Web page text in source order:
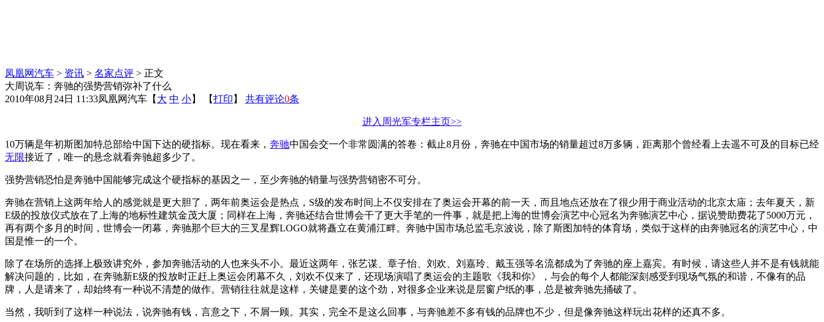
凤凰网汽车 > 资讯 > 名家点评 > 正文
大周说车：奔驰的强势营销弥补了什么
2010年08月24日 11:33凤凰网汽车 【 大 中 小】 【打印 】 共有评论0条
进入周光军专栏主页>>
10万辆是年初斯图加特总部给中国下达的硬指标。现在看来， 奔驰中国会交一个非常圆满的答卷：截止8月份，奔驰在中国市场的销量超过8万多辆，距离那个曾经看上去遥不可及的目标已经
无限接近了，唯一的悬念就看奔驰超多少了。
强势营销恐怕是奔驰中国能够完成这个硬指标的基因之一，至少奔驰的销量与强势营销密不可分。
奔驰在营销上这两年给人的感觉就是更大胆了，两年前奥运会是热点，S级的发布时间上不仅安排在了奥运会开幕的前一天，而且地点还放在了很少用于商业活动的北京太庙；去年夏天，新
E级的投放仪式放在了上海的地标性建筑金茂大厦；同样在上海，奔驰还结合世博会干了更大手笔的一件事，就是把上海的世博会演艺中心冠名为奔驰演艺中心，据说赞助费花了5000万元，
再有两个多月的时间，世博会一闭幕，奔驰那个巨大的三叉星辉LOGO就将矗立在黄浦江畔。奔驰中国市场总监毛京波说，除了斯图加特的体育场，类似于这样的由奔驰冠名的演艺中心，中
国是惟一的一个。
除了在场所的选择上极致讲究外，参加奔驰活动的人也来头不小。最近这两年，张艺谋、章子怡、刘欢、刘嘉玲、戴玉强等名流都成为了奔驰的座上嘉宾。有时候，请这些人并不是有钱就能
解决问题的，比如，在奔驰新E级的投放时正赶上奥运会闭幕不久，刘欢不仅来了，还现场演唱了奥运会的主题歌《我和你》，与会的每个人都能深刻感受到现场气氛的和谐，不像有的品
牌，人是请来了，却始终有一种说不清楚的做作。营销往往就是这样，关键是要的这个劲，对很多企业来说是层窗户纸的事，总是被奔驰先捅破了。
当然，我听到了这样一种说法，说奔驰有钱，言意之下，不屑一顾。其实，完全不是这么回事，与奔驰差不多有钱的品牌也不少，但是像奔驰这样玩出花样的还真不多。